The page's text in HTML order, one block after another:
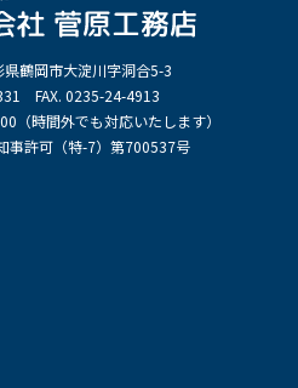
鶴岡市大淀川字洞合5-3
FAX. 0235-24-4913
（時間外でも対応いたします）
事許可（特-7）第700537号